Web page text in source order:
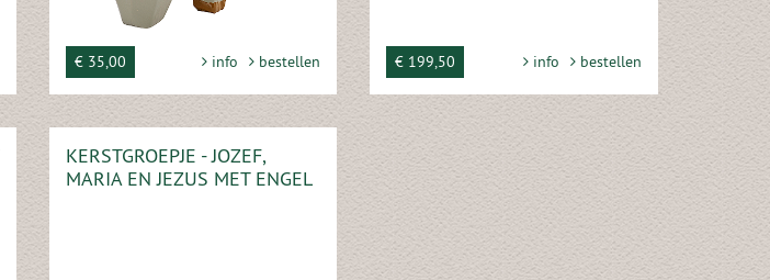
€ 35,00 info bestellen € 199,50 info bestellen
KERSTGROEPJE - JOZEF,
MARIA EN JEZUS MET ENGEL